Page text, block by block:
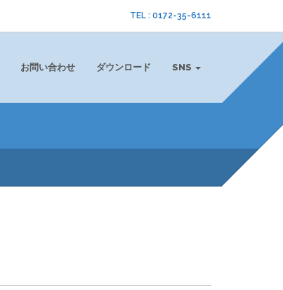
TEL : 0172-35-6111
お問い合わせ ダウンロード SNS